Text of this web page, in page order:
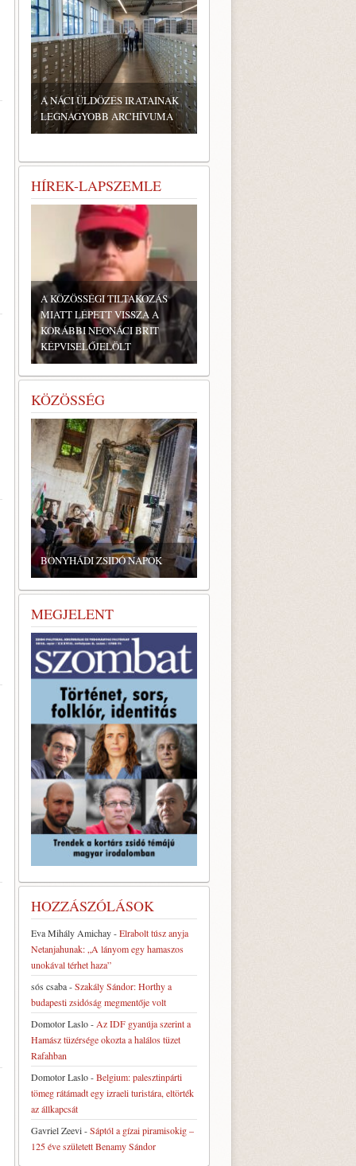
A NÁCI ÜLDÖZÉS IRATAINAK
LEGNAGYOBB ARCHÍVUMA
HÍREK-LAPSZEMLE
A KÖZÖSSÉGI TILTAKOZÁS
MIATT LÉPETT VISSZA A
KORÁBBI NEONÁCI BRIT
KÉPVISELŐJELÖLT
KÖZÖSSÉG
BONYHÁDI ZSIDÓ NAPOK
MEGJELENT
HOZZÁSZÓLÁSOK
Eva Mihály Amichay-Elrabolt túsz anyja
Netanjahunak: „A lányom egy hamaszos
unokával térhet haza”
sós csaba-Szakály Sándor: Horthy a
budapesti zsidóság megmentője volt
Domotor Laslo- Az IDF gyanúja szerint a
Hamász tüzérsége okozta a halálos tüzet
Rafahban
Domotor Laslo-Belgium: palesztinpárti
tömeg rátámadt egy izraeli turistára, eltörték
az állkapcsát
Gavriel Zeevi-Sáptól a gízai piramisokig –
125 éve született Benamy Sándor